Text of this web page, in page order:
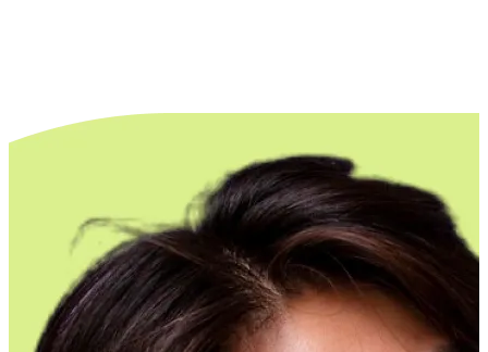
Verificación de
Visa del Reino Unido
que completan la solicitud por su
evitar errores y maximizar la
Antes de enviarla, haga
de inmigración regulado la revise
precisión y obtener una garantía